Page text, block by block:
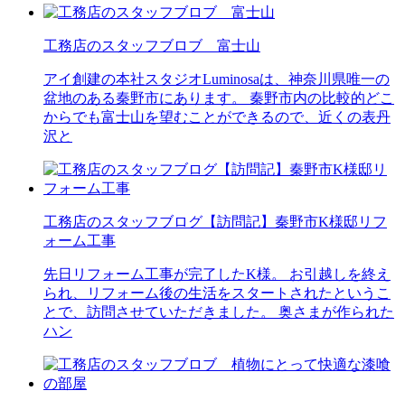
工務店のスタッフブロブ 富士山
アイ創建の本社スタジオLuminosaは、神奈川県唯一の
盆地のある秦野市にあります。 秦野市内の比較的どこ
からでも富士山を望むことができるので、近くの表丹
沢と
工務店のスタッフブログ【訪問記】秦野市K様邸リフ
ォーム工事
先日リフォーム工事が完了したK様。 お引越しを終え
られ、リフォーム後の生活をスタートされたというこ
とで、訪問させていただきました。 奥さまが作られた
ハン